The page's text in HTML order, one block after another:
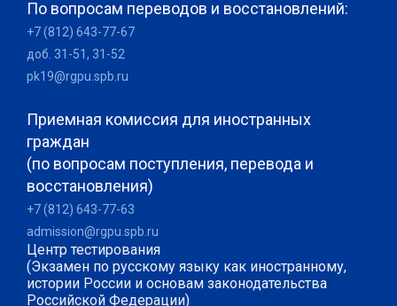
По вопросам переводов и восстановлений:
+7 (812) 643-77-67
доб. 31-51, 31-52
pk19@rgpu.spb.ru
Приемная комиссия для иностранных
граждан
(по вопросам поступления, перевода и
восстановления)
+7 (812) 643-77-63
admission@rgpu.spb.ru
Центр тестирования
(Экзамен по русскому языку как иностранному,
истории России и основам законодательства
Российской Федерации)